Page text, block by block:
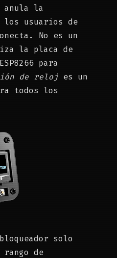
anula la
los usuarios de
No es un
la placa de
para
de reloj es un
todos los
solo
de